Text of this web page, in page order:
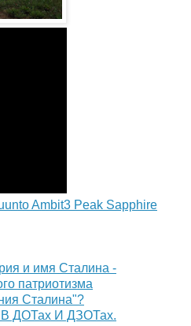
Ambit3 Peak Sapphire
и имя Сталина -
патриотизма
Сталина"?
В ДОТах И ДЗОТах.